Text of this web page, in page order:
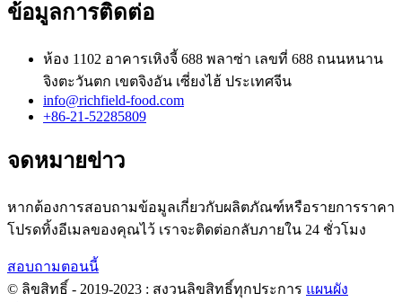
ข้อมูลการติดต่อ
ห้อง 1102 อาคารเหิงจี้ 688 พลาซ่า เลขที่ 688 ถนนหนาน
จิงตะวันตก เขตจิงอัน เซี่ยงไฮ้ ประเทศจีน
info@richfield-food.com
+86-21-52285809
จดหมายข่าว
หากต้องการสอบถามข้อมูลเกี่ยวกับผลิตภัณฑ์หรือรายการราคา
โปรดทิ้งอีเมลของคุณไว้ เราจะติดต่อกลับภายใน 24 ชั่วโมง
สอบถามตอนนี้
© ลิขสิทธิ์ - 2019-2023 : สงวนลิขสิทธิ์ทุกประการ แผนผัง